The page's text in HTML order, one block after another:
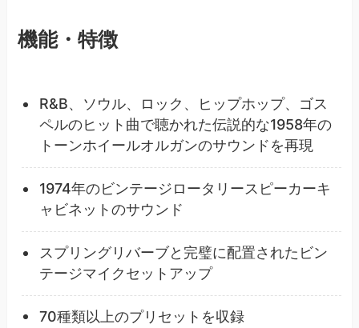
機能・特徴
R&B、ソウル、ロック、ヒップホップ、ゴス
ペルのヒット曲で聴かれた伝説的な1958年の
トーンホイールオルガンのサウンドを再現
1974年のビンテージロータリースピーカーキ
ャビネットのサウンド
スプリングリバーブと完璧に配置されたビン
テージマイクセットアップ
70種類以上のプリセットを収録